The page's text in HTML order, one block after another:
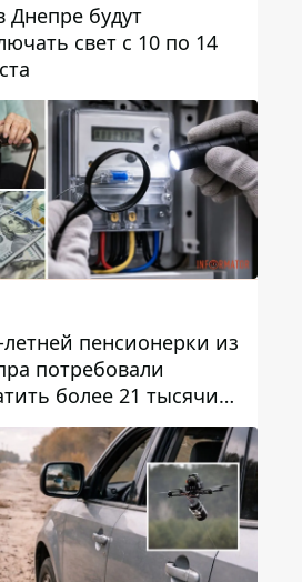
Днепре будут
свет с 10 по 14
летней пенсионерки из
потребовали
более 21 тысячи
за "вмешательство в
счетчика"